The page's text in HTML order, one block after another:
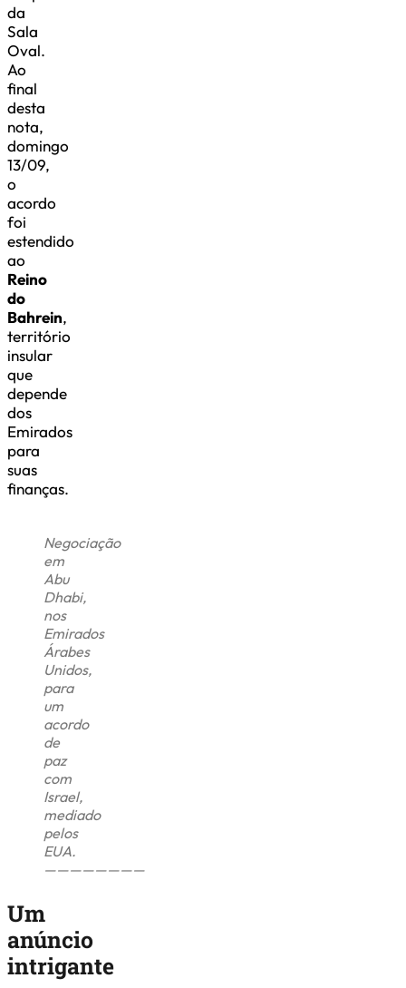
da
Sala
Oval.
Ao
final
desta
nota,
domingo
13/09,
o
acordo
foi
estendido
ao
Reino
do
Bahrein,
território
insular
que
depende
dos
Emirados
para
suas
finanças.
Negociação
em
Abu
Dhabi,
nos
Emirados
Árabes
Unidos,
para
um
acordo
de
paz
com
Israel,
mediado
pelos
EUA.
————————
Um
anúncio
intrigante